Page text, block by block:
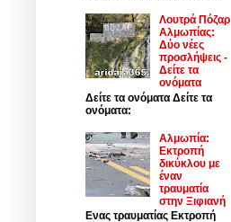
Λουτρά Πόζαρ
Αλμωπίας:
Δύο νέες
προσλήψεις -
Δείτε τα
ονόματα
Δείτε τα ονόματα Δείτε τα
ονόματα:
Αλμωπία:
Εκτροπή
δικύκλου με
έναν
τραυματία
στην Ξιφιανή
Ενας τραυματίας Εκτροπή